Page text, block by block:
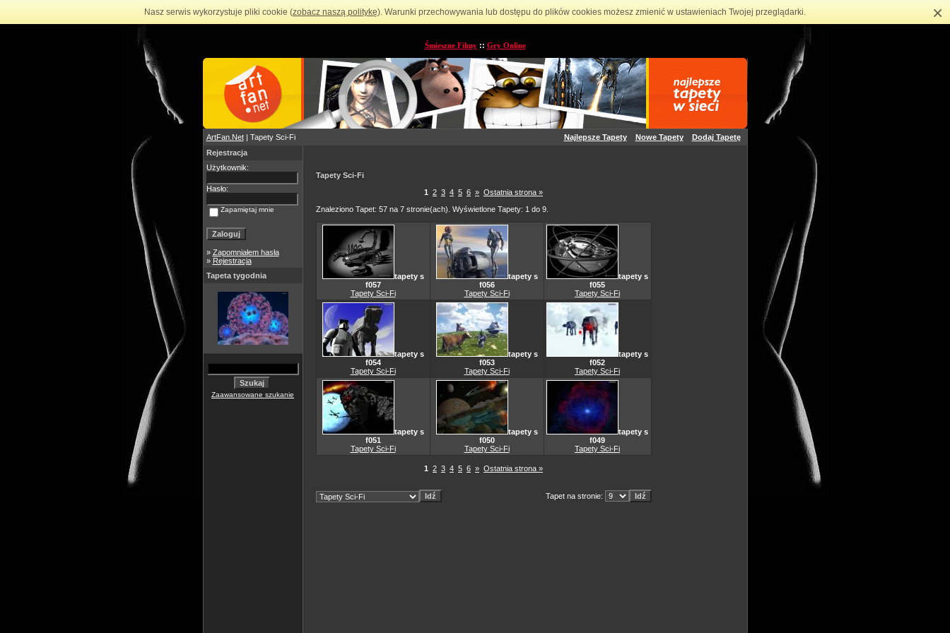
Nasz serwis wykorzystuje pliki cookie (zobacz naszą politykę). Warunki przechowywania lub dostępu do plików cookies możesz zmienić w ustawieniach Twojej przeglądarki. ×
Śmieszne Filmy:: Gry Online
ArtFan.Net| Tapety Sci-Fi Najlepsze Tapety Nowe Tapety
Dodaj Tapetę
Rejestracja
Użytkownik:
Hasło:
Zapamiętaj mnie
» Zapomniałem hasła
» Rejestracja
Tapeta tygodnia
Zaawansowane szukanie
Tapety Sci-Fi
1 2 3 4 5 6 » Ostatnia strona »
Znaleziono Tapet: 57 na 7 stronie(ach). Wyświetlone Tapety: 1 do 9.
tapety s
f057
Tapety Sci-Fi
tapety s
f056
Tapety Sci-Fi
tapety s
f055
Tapety Sci-Fi
tapety s
f054
Tapety Sci-Fi
tapety s
f053
Tapety Sci-Fi
tapety s
f052
Tapety Sci-Fi
tapety s
f051
Tapety Sci-Fi
tapety s
f050
Tapety Sci-Fi
tapety s
f049
Tapety Sci-Fi
1 2 3 4 5 6 » Ostatnia strona »
Tapet na stronie: